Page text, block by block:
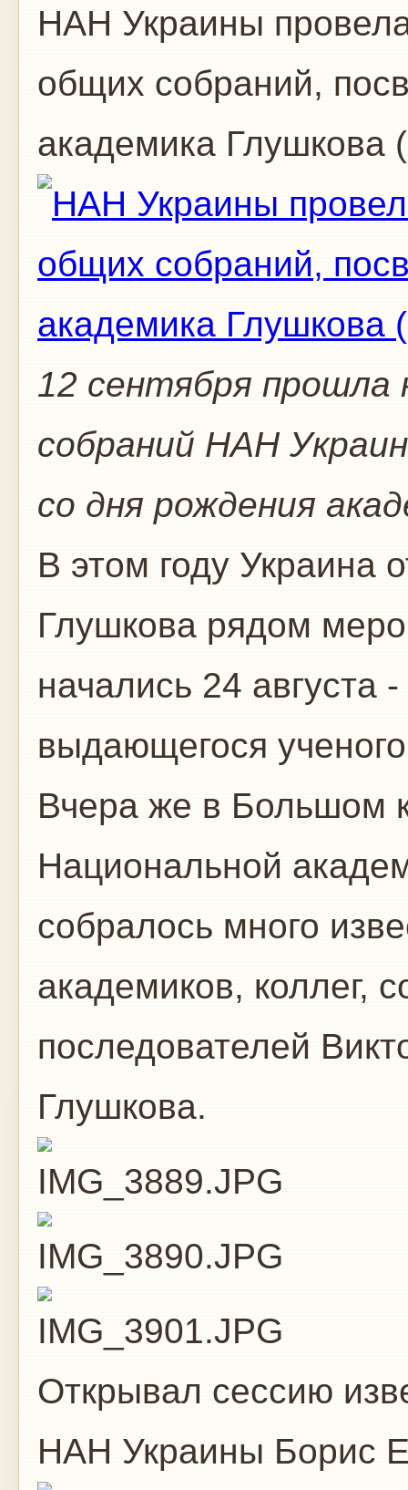
НАН Украины
общих собраний,
академика Глушкова
12 сентября прошла
собраний НАН
со дня рождения
В этом году Украина
Глушкова рядом
начались 24 августа
выдающегося
Вчера же в Большом
Национальной
собралось много
академиков, коллег,
последователей
Глушкова.
Открывал сессию
НАН Украины Борис